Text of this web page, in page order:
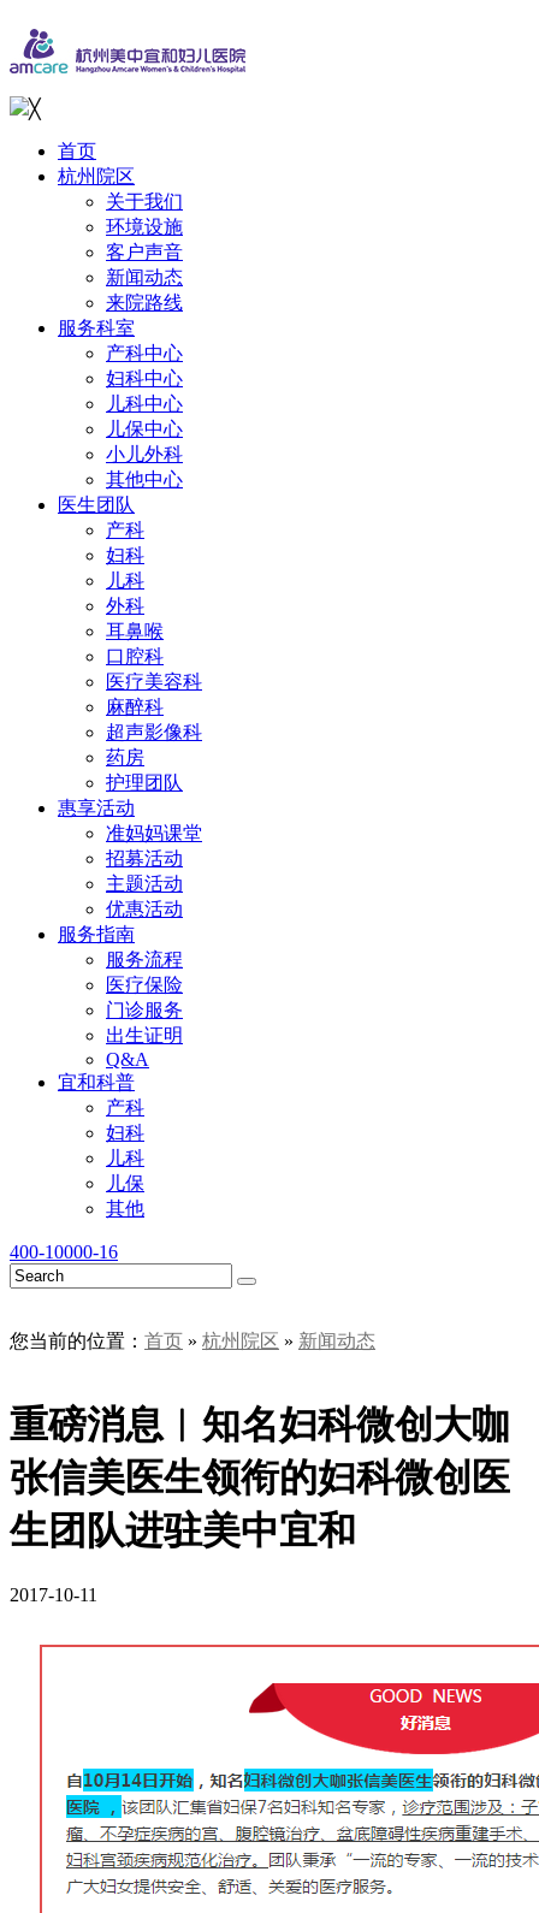
╳
首页
杭州院区
关于我们
环境设施
客户声音
新闻动态
来院路线
服务科室
产科中心
妇科中心
儿科中心
儿保中心
小儿外科
其他中心
医生团队
产科
妇科
儿科
外科
耳鼻喉
口腔科
医疗美容科
麻醉科
超声影像科
药房
护理团队
惠享活动
准妈妈课堂
招募活动
主题活动
优惠活动
服务指南
服务流程
医疗保险
门诊服务
出生证明
Q&A
宜和科普
产科
妇科
儿科
儿保
其他
400-10000-16
您当前的位置： 首页 » 杭州院区 » 新闻动态
重磅消息︱知名妇科微创大咖
张信美医生领衔的妇科微创医
生团队进驻美中宜和
2017-10-11